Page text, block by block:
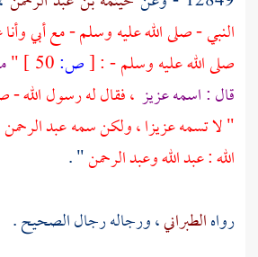
النبي - صلى الله عليه وسلم - مع أبي
صلى الله عليه وسلم - :[ص: "
قال : اسمهعزيز ، فقال له رسول الله -
" لا تسمهعزيزا، ولكن سمهعبد الرحمن
الله : عبد الله وعبد الرحمن" .
رواهالطبراني، ورجاله رجال الصحيح .